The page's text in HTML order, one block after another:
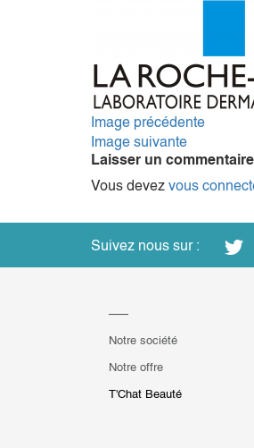
Image précédente
Image suivante
Laisser un commentaire
Vous devez vous
Suivez nous sur :
Notre société
Notre offre
T'Chat Beauté